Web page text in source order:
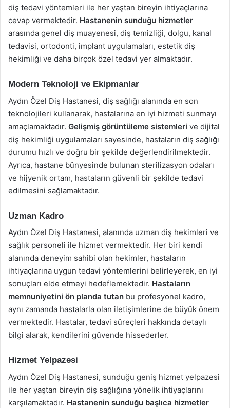
diş tedavi yöntemleri ile her yaştan bireyin ihtiyaçlarına
cevap vermektedir. Hastanenin sunduğu hizmetler
arasında genel diş muayenesi, diş temizliği, dolgu, kanal
tedavisi, ortodonti, implant uygulamaları, estetik diş
hekimliği ve daha birçok özel tedavi yer almaktadır.
Modern Teknoloji ve Ekipmanlar
Aydın Özel Diş Hastanesi, diş sağlığı alanında en son
teknolojileri kullanarak, hastalarına en iyi hizmeti sunmayı
amaçlamaktadır. Gelişmiş görüntüleme sistemleri ve dijital
diş hekimliği uygulamaları sayesinde, hastaların diş sağlığı
durumu hızlı ve doğru bir şekilde değerlendirilmektedir.
Ayrıca, hastane bünyesinde bulunan sterilizasyon odaları
ve hijyenik ortam, hastaların güvenli bir şekilde tedavi
edilmesini sağlamaktadır.
Uzman Kadro
Aydın Özel Diş Hastanesi, alanında uzman diş hekimleri ve
sağlık personeli ile hizmet vermektedir. Her biri kendi
alanında deneyim sahibi olan hekimler, hastaların
ihtiyaçlarına uygun tedavi yöntemlerini belirleyerek, en iyi
sonuçları elde etmeyi hedeflemektedir. Hastaların
memnuniyetini ön planda tutan bu profesyonel kadro,
aynı zamanda hastalarla olan iletişimlerine de büyük önem
vermektedir. Hastalar, tedavi süreçleri hakkında detaylı
bilgi alarak, kendilerini güvende hissederler.
Hizmet Yelpazesi
Aydın Özel Diş Hastanesi, sunduğu geniş hizmet yelpazesi
ile her yaştan bireyin diş sağlığına yönelik ihtiyaçlarını
karşılamaktadır. Hastanenin sunduğu başlıca hizmetler